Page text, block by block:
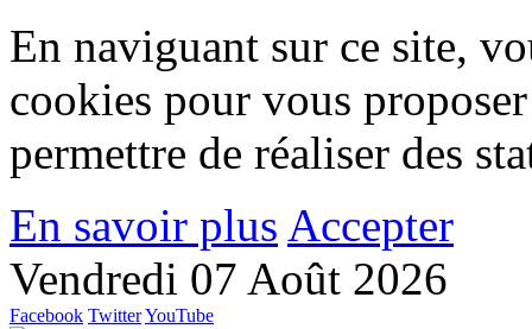
En naviguant sur ce site,
cookies pour vous
permettre de réaliser des
En savoir plus Accepter
Vendredi 07 Août 2026
Facebook TwitterYouTube